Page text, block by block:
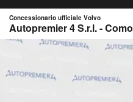
Concessionario ufficiale Volvo
Autopremier 4 S.r.l. - Como